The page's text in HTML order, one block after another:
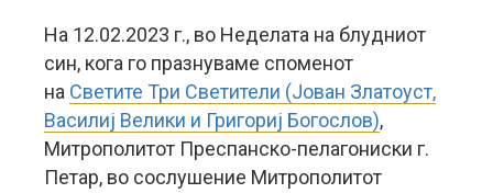
На 12.02.2023 г., во Неделата на блудниот
син, кога го празнуваме споменот
на Светите Три Светители (Јован Златоуст,
Василиј Велики и Григориј Богослов),
Митрополитот Преспанско-пелагониски г.
Петар, во сослушение Митрополитот